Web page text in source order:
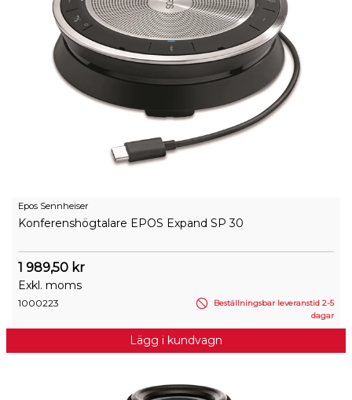
Epos Sennheiser
Konferenshögtalare EPOS Expand SP 30
1 989,50 kr
Exkl. moms
1000223
Beställningsbar leveranstid 2-5
dagar
Lägg i kundvagn